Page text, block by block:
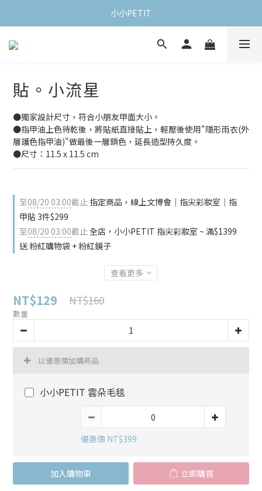
小小PETIT
貼。小流星
●獨家設計尺寸，符合小朋友甲面大小。
●指甲油上色待乾後，將貼紙直接貼上，輕壓後使用"隱形雨衣(外
層護色指甲油)"做最後一層鎖色，延長造型持久度。
●尺寸：11.5 x 11.5 cm
至08/20 03:00截止 指定商品，線上文博會｜指尖彩妝室｜指
甲貼 3件$299
至08/20 03:00截止全店，小小PETIT 指尖彩妝室 ~ 滿$1399
送 粉紅購物袋 + 粉紅鏡子
查看更多
NT$129 NT$160
數量
以優惠價加購商品
小小PETIT 雲朵毛毯
優惠價 NT$399
加入購物車 立即購買